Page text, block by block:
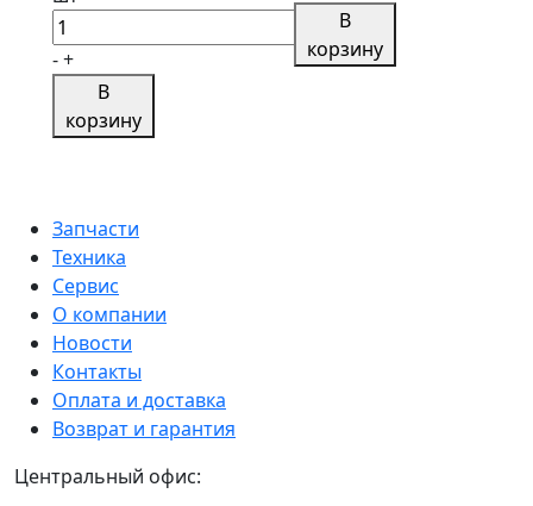
Количество
товара
Сверло
по
30мм,
14
ступеней
ЗУБР
ПРОФЕССИОНАЛ
Р6М5
10мм
-+
В
корзину
Штангенциркуль
0,01
В
корзину
Запчасти
Техника
Сервис
О компании
Новости
Контакты
Оплата и доставка
Возврат и гарантия
Центральный офис: